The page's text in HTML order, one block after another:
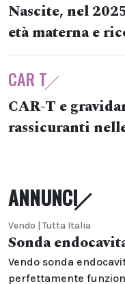
Nascite, nel
età materna e
CAR T
CAR-T e
rassicuranti
ANNUNCI
Vendo | Tutta Italia
Sonda
Vendo sonda
perfettamente